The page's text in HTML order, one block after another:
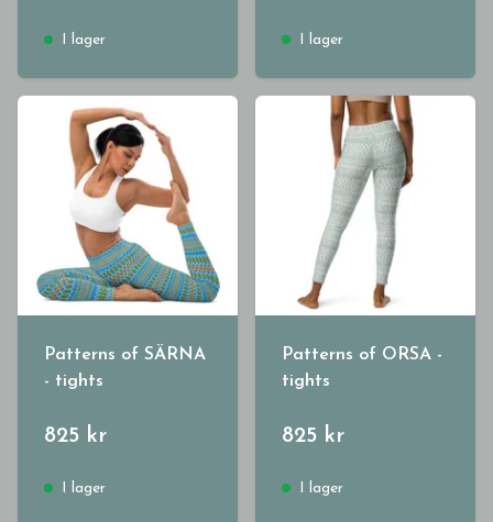
I lager I lager
Patterns of SÄRNA
- tights
825 kr
I lager
Patterns of ORSA -
tights
825 kr
I lager